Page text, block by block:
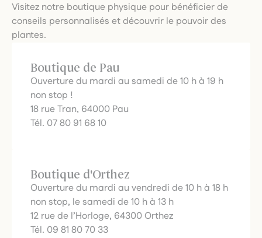
Visitez notre boutique physique pour bénéficier de
conseils personnalisés et découvrir le pouvoir des
plantes.
Boutique de Pau
Ouverture du mardi au samedi de 10 h à 19 h
non stop !
18 rue Tran, 64000 Pau
Tél. 07 80 91 68 10
Boutique d'Orthez
Ouverture du mardi au vendredi de 10 h à 18 h
non stop, le samedi de 10 h à 13 h
12 rue de l’Horloge, 64300 Orthez
Tél. 09 81 80 70 33